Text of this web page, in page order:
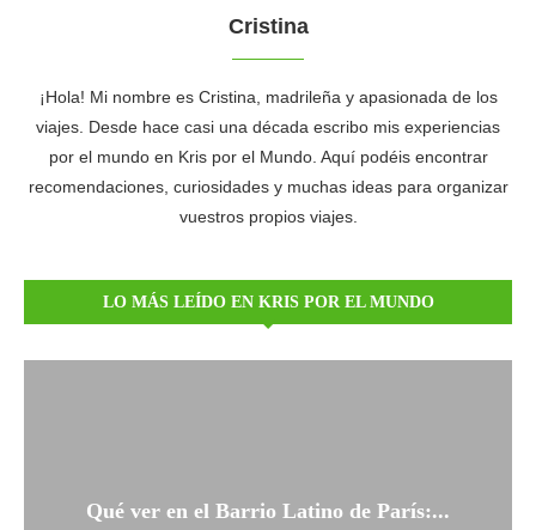
Cristina
¡Hola! Mi nombre es Cristina, madrileña y apasionada de los
viajes. Desde hace casi una década escribo mis experiencias
por el mundo en Kris por el Mundo. Aquí podéis encontrar
recomendaciones, curiosidades y muchas ideas para organizar
vuestros propios viajes.
LO MÁS LEÍDO EN KRIS POR EL MUNDO
Qué ver en el Barrio Latino de París:...